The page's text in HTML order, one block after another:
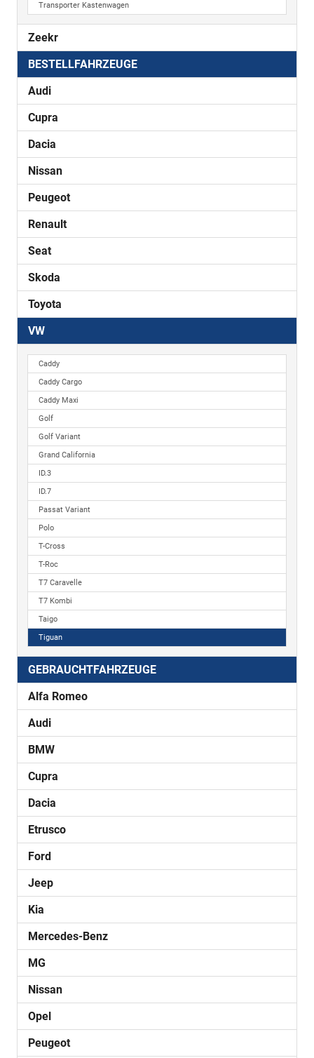
Transporter Kastenwagen
Zeekr
BESTELLFAHRZEUGE
Audi
Cupra
Dacia
Nissan
Peugeot
Renault
Seat
Skoda
Toyota
VW
Caddy
Caddy Cargo
Caddy Maxi
Golf
Golf Variant
Grand California
ID.3
ID.7
Passat Variant
Polo
T-Cross
T-Roc
T7 Caravelle
T7 Kombi
Taigo
Tiguan
GEBRAUCHTFAHRZEUGE
Alfa Romeo
Audi
BMW
Cupra
Dacia
Etrusco
Ford
Jeep
Kia
Mercedes-Benz
MG
Nissan
Opel
Peugeot